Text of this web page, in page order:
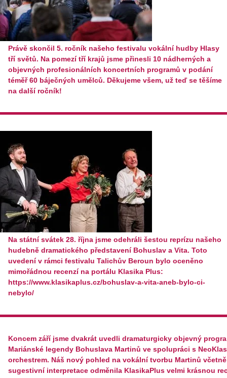
Právě skončil 5. ročník našeho festivalu vokální hudby Hlasy
tří světů. Na pomezí tří krajů jsme přinesli 10 nádherných a
objevných profesionálních koncertních programů v podání
téměř 60 báječných umělců. Děkujeme všem, už teď se těšíme
na další ročník!
Na státní svátek 28. října jsme odehráli šestou reprízu našeho
hudebně dramatického představení Bohuslav a Vita. Toto
uvedení v rámci festivalu Talichův Beroun bylo oceněno
mimořádnou recenzí na portálu Klasika Plus:
https://www.klasikaplus.cz/bohuslav-a-vita-aneb-bylo-ci-
nebylo/
Koncem září jsme dvakrát uvedli dramaturgicky objevný
Mariánské legendy Bohuslava Martinů ve spolupráci s
orchestrem. Náš nový pohled na vokální tvorbu Martinů včetně
sugestivní interpretace odměnila KlasikaPlus velmi krásnou